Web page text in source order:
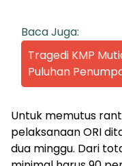
Baca Juga:
Tragedi KMP
Puluhan
Untuk memutus
pelaksanaan ORI
dua minggu. Dari